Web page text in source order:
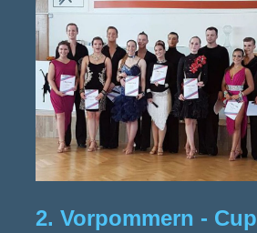
2. Vorpommern - Cup